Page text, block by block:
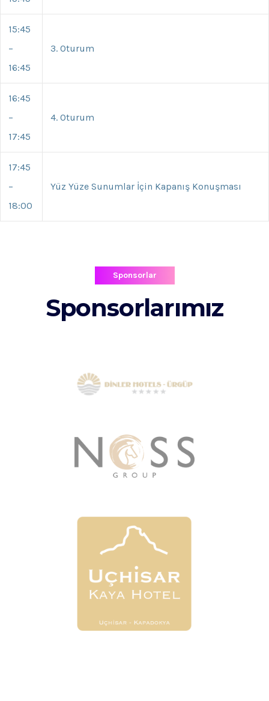
15:45
–
16:45
3. Oturum
16:45
–
17:45
4. Oturum
17:45
–
18:00
Yüz Yüze Sunumlar İçin Kapanış Konuşması
Sponsorlar
Sponsorlarımız